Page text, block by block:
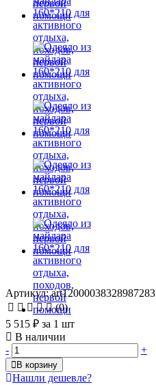
Артикул: art12000038328987283
(0)
5 515 ₽ за 1 шт
В наличии
-
+
В корзину
Нашли дешевле?